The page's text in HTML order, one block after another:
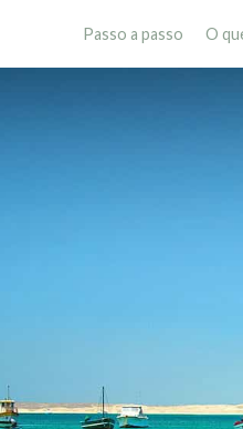
Passo a passo O